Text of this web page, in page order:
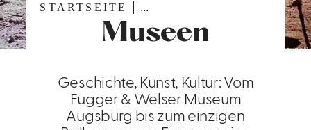
STARTSEITE ...
Museen
Geschichte, Kunst, Kultur: Vom
Fugger & Welser Museum
Augsburg bis zum einzigen